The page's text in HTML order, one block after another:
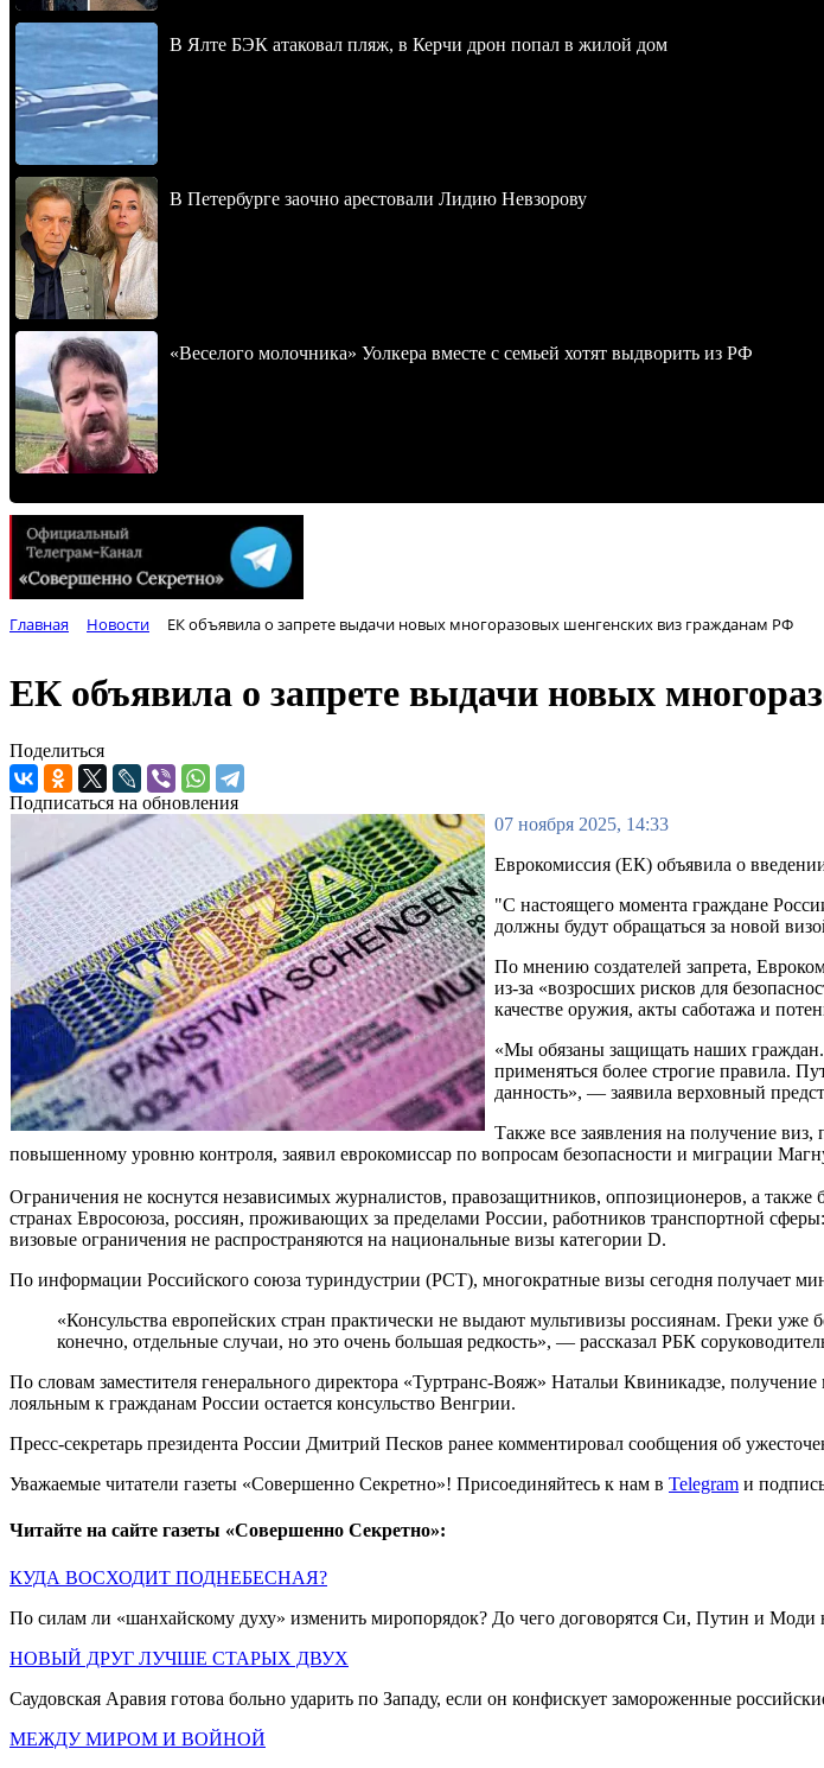
В Ялте БЭК атаковал пляж, в Керчи дрон попал в жилой дом
В Петербурге заочно арестовали Лидию Невзорову
«Веселого молочника» Уолкера вместе с семьей хотят выдворить из РФ
Главная Новости ЕК объявила о запрете выдачи новых многоразовых шенгенских виз гражданам РФ
ЕК объявила о запрете выдачи новых
Поделиться
Подписаться на обновления
07 ноября 2025, 14:33
Еврокомиссия (ЕК) объявила о
"С настоящего момента граждане
должны будут обращаться за новой
По мнению создателей запрета,
из-за «возросших рисков для
качестве оружия, акты саботажа и
«Мы обязаны защищать наших
применяться более строгие правила.
данность», — заявила верховный
Также все заявления на получение
повышенному уровню контроля, заявил еврокомиссар по вопросам безопасности и миграции
Ограничения не коснутся независимых журналистов, правозащитников, оппозиционеров, а
странах Евросоюза, россиян, проживающих за пределами России, работников транспортной
визовые ограничения не распространяются на национальные визы категории D.
По информации Российского союза туриндустрии (РСТ), многократные визы сегодня получает
«Консульства европейских стран практически не выдают мультивизы россиянам. Греки
конечно, отдельные случаи, но это очень большая редкость», — рассказал РБК
По словам заместителя генерального директора «Туртранс-Вояж» Натальи Квиникадзе,
лояльным к гражданам России остается консульство Венгрии.
Пресс-секретарь президента России Дмитрий Песков ранее комментировал сообщения об
Уважаемые читатели газеты «Совершенно Секретно»! Присоединяйтесь к нам в Telegram и
Читайте на сайте газеты «Совершенно Секретно»:
КУДА ВОСХОДИТ ПОДНЕБЕСНАЯ?
По силам ли «шанхайскому духу» изменить миропорядок? До чего договорятся Си, Путин и
НОВЫЙ ДРУГ ЛУЧШЕ СТАРЫХ ДВУХ
Саудовская Аравия готова больно ударить по Западу, если он конфискует замороженные
МЕЖДУ МИРОМ И ВОЙНОЙ